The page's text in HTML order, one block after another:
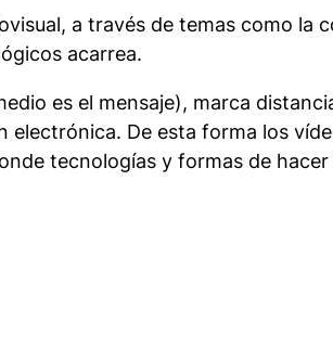
a través de temas como
acarrea.
es el mensaje), marca
De esta forma los
tecnologías y formas de